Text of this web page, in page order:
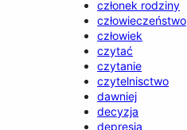
członek rodziny
człowieczeństwo
człowiek
czytać
czytanie
czytelnisctwo
dawniej
decyzja
depresja